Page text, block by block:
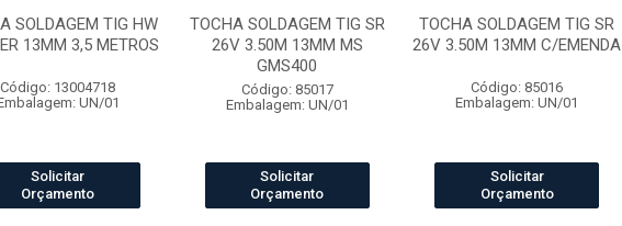
SOLDAGEM TIG HW
13MM 3,5 METROS
Código: 13004718
UN/01
Solicitar
Orçamento
TOCHA SOLDAGEM TIG SR
26V 3.50M 13MM MS
GMS400
Código: 85017
Embalagem: UN/01
Solicitar
Orçamento
TOCHA SOLDAGEM TIG SR
26V 3.50M 13MM C/EMENDA
Código: 85016
Embalagem: UN/01
Solicitar
Orçamento